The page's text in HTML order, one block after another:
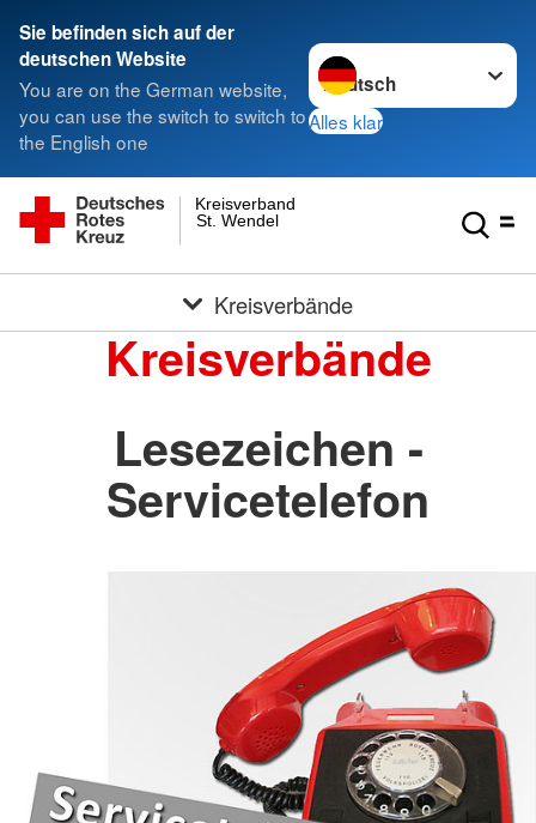
Sie befinden sich auf der
deutschen Website
You are on the German website,
you can use the switch to switch to
the English one
Sprache wechseln zu
Alles klar
St. Wendel
Kreisverband
Kreisverbände
Kreisverbände
Lesezeichen -
Servicetelefon